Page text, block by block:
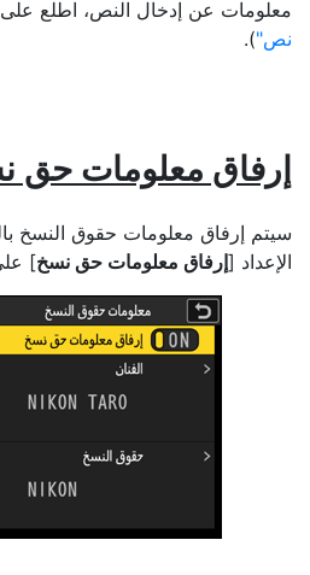
معلومات عن إدخال النص، اطلع
نص ).
إرفاق معلومات حق
سيتم إرفاق معلومات حقوق النسخ
الإعداد [إرفاق معلومات حق نسخ]